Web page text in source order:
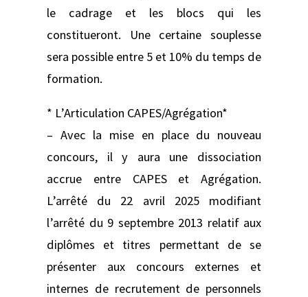
le cadrage et les blocs qui les
constitueront. Une certaine souplesse
sera possible entre 5 et 10% du temps de
formation.
* L’Articulation CAPES/Agrégation*
– Avec la mise en place du nouveau
concours, il y aura une dissociation
accrue entre CAPES et Agrégation.
L’arrêté du 22 avril 2025 modifiant
l’arrêté du 9 septembre 2013 relatif aux
diplômes et titres permettant de se
présenter aux concours externes et
internes de recrutement de personnels